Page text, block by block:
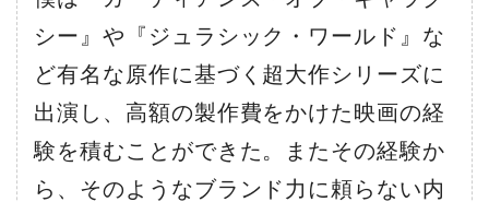
シー』や『ジュラシック・ワールド』な
ど有名な原作に基づく超大作シリーズに
出演し、高額の製作費をかけた映画の経
験を積むことができた。またその経験か
ら、そのようなブランド力に頼らない内